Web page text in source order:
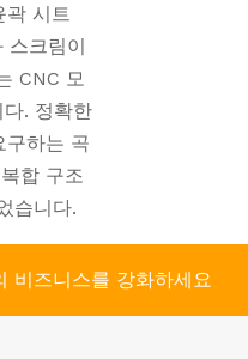
곽 시트
스크림이
CNC 모
. 정확한
구하는 곡
합 구조
습니다.
비즈니스를 강화하세요